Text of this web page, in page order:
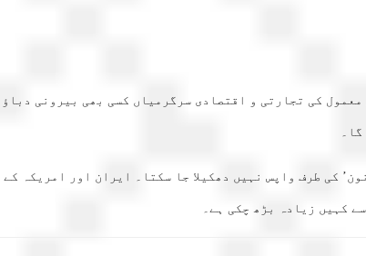
کی تجارتی و اقتصادی سرگرمیاں کسی بھی بیرونی
کی طرف واپس نہیں دھکیلا جا سکتا۔ ایران اور امریکہ